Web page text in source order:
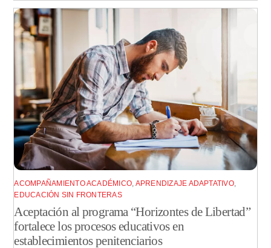
ACOMPAÑAMIENTO ACADÉMICO APRENDIZAJE ADAPTATIVO,
EDUCACIÓN SIN FRONTERAS
Aceptación al programa “Horizontes de Libertad”
fortalece los procesos educativos en
establecimientos penitenciarios